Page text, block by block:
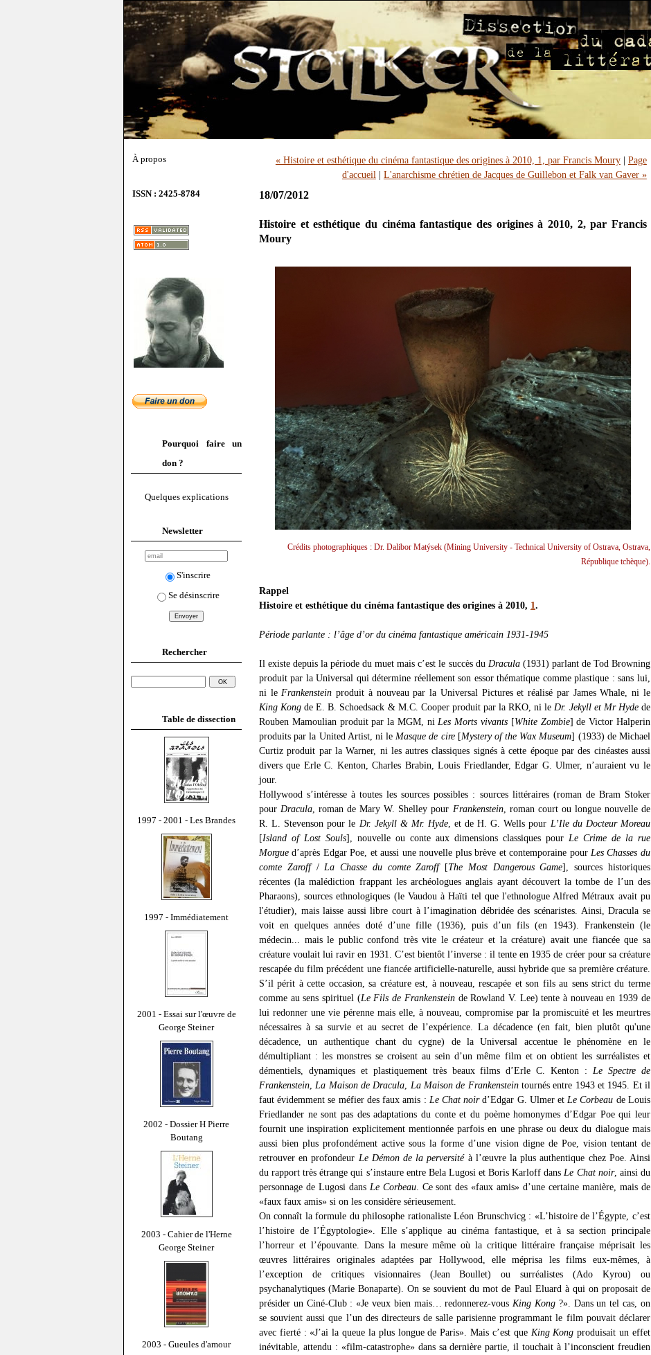
À propos
ISSN : 2425-8784
Pourquoi faire un
don ?
Quelques explications
Newsletter
S'inscrire
Se désinscrire
Rechercher
Table de dissection
1997 - 2001 - Les Brandes
1997 - Immédiatement
2001 - Essai sur l'œuvre de
George Steiner
2002 - Dossier H Pierre
Boutang
2003 - Cahier de l'Herne
George Steiner
2003 - Gueules d'amour
« Histoire et esthétique du cinéma fantastique des origines à 2010, 1, par Francis Moury| Page
d'accueil | L'anarchisme chrétien de Jacques de Guillebon et Falk van Gaver »
18/07/2012
Histoire et esthétique du cinéma fantastique des origines à 2010, 2, par Francis
Moury
Crédits photographiques : Dr. Dalibor Matýsek (Mining University - Technical University of Ostrava, Ostrava,
République tchèque).
Rappel
Histoire et esthétique du cinéma fantastique des origines à 2010, 1.
Période parlante : l’âge d’or du cinéma fantastique américain 1931-1945
Il existe depuis la période du muet mais c’est le succès du Dracula(1931) parlant de Tod Browning
produit par la Universal qui détermine réellement son essor thématique comme plastique : sans lui,
ni le Frankenstein produit à nouveau par la Universal Pictures et réalisé par James Whale, ni le
King Kong de E. B. Schoedsack & M.C. Cooper produit par la RKO, ni le Dr. Jekyll et Mr Hydede
Rouben Mamoulian produit par la MGM, ni Les Morts vivants [White Zombie] de Victor Halperin
produits par la United Artist, ni le Masque de cire[Mystery of the Wax Museum] (1933) de Michael
Curtiz produit par la Warner, ni les autres classiques signés à cette époque par des cinéastes aussi
divers que Erle C. Kenton, Charles Brabin, Louis Friedlander, Edgar G. Ulmer, n’auraient vu le
jour.
Hollywood s’intéresse à toutes les sources possibles : sources littéraires (roman de Bram Stoker
pour Dracula , roman de Mary W. Shelley pour Frankenstein, roman court ou longue nouvelle de
R. L. Stevenson pour le Dr. Jekyll & Mr. Hyde, et de H. G. Wells pour L’Ile du Docteur Moreau
[Island of Lost Souls], nouvelle ou conte aux dimensions classiques pour Le Crime de la rue
Morgue d’après Edgar Poe, et aussi une nouvelle plus brève et contemporaine pour Les Chasses du
comte Zaroff/ La Chasse du comte Zaroff[The Most Dangerous Game], sources historiques
récentes (la malédiction frappant les archéologues anglais ayant découvert la tombe de l’un des
Pharaons), sources ethnologiques (le Vaudou à Haïti tel que l'ethnologue Alfred Métraux avait pu
l'étudier), mais laisse aussi libre court à l’imagination débridée des scénaristes. Ainsi, Dracula se
voit en quelques années doté d’une fille (1936), puis d’un fils (en 1943). Frankenstein (le
médecin... mais le public confond très vite le créateur et la créature) avait une fiancée que sa
créature voulait lui ravir en 1931. C’est bientôt l’inverse : il tente en 1935 de créer pour sa créature
rescapée du film précédent une fiancée artificielle-naturelle, aussi hybride que sa première créature.
S’il périt à cette occasion, sa créature est, à nouveau, rescapée et son fils au sens strict du terme
comme au sens spirituel (Le Fils de Frankensteinde Rowland V. Lee) tente à nouveau en 1939 de
lui redonner une vie pérenne mais elle, à nouveau, compromise par la promiscuité et les meurtres
nécessaires à sa survie et au secret de l’expérience. La décadence (en fait, bien plutôt qu'une
décadence, un authentique chant du cygne) de la Universal accentue le phénomène en le
démultipliant : les monstres se croisent au sein d’un même film et on obtient les surréalistes et
démentiels, dynamiques et plastiquement très beaux films d’Erle C. Kenton : Le Spectre de
Frankenstein La Maison de Dracula La Maison de Frankensteintournés entre 1943 et 1945. Et il
faut évidemment se méfier des faux amis : Le Chat noird’Edgar G. Ulmer et Le Corbeau de Louis
Friedlander ne sont pas des adaptations du conte et du poème homonymes d’Edgar Poe qui leur
fournit une inspiration explicitement mentionnée parfois en une phrase ou deux du dialogue mais
aussi bien plus profondément active sous la forme d’une vision digne de Poe, vision tentant de
retrouver en profondeur Le Démon de la perversitéà l’œuvre la plus authentique chez Poe. Ainsi
du rapport très étrange qui s’instaure entre Bela Lugosi et Boris Karloff dans Le Chat noir, ainsi du
personnage de Lugosi dans Le Corbeau. Ce sont des «faux amis» d’une certaine manière, mais de
«faux faux amis» si on les considère sérieusement.
On connaît la formule du philosophe rationaliste Léon Brunschvicg : «L’histoire de l’Égypte, c’est
l’histoire de l’Égyptologie». Elle s’applique au cinéma fantastique, et à sa section principale
l’horreur et l’épouvante. Dans la mesure même où la critique littéraire française méprisait les
œuvres littéraires originales adaptées par Hollywood, elle méprisa les films eux-mêmes, à
l’exception de critiques visionnaires (Jean Boullet) ou surréalistes (Ado Kyrou) ou
psychanalytiques (Marie Bonaparte). On se souvient du mot de Paul Eluard à qui on proposait de
présider un Ciné-Club : «Je veux bien mais… redonnerez-vous King Kong ?». Dans un tel cas, on
se souvient aussi que l’un des directeurs de salle parisienne programmant le film pouvait déclarer
avec fierté : «J’ai la queue la plus longue de Paris». Mais c’est que King Kong produisait un effet
inévitable, attendu : «film-catastrophe» dans sa dernière partie, il touchait à l’inconscient freudien